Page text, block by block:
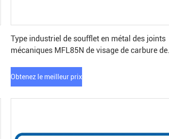
Type industriel de soufflet en métal des joints
mécaniques MFL85N de visage de carbure de
Obtenez le meilleur prix